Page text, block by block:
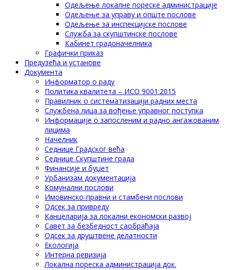
Одељење локалне пореске администрације
Одељење за управу и опште послове
Одељење за инспекцијске послове
Служба за скупштинске послове
Кабинет градоначелника
Графички приказ
Предузећа и установе
Документа
Информатор о раду
Политика квалитета – ИСО 9001:2015
Правилник о систематизацији радних места
Службена лица за вођење управног поступка
Информације о запосленим и радно ангажованим
лицима
Начелник
Седнице Градског већа
Седнице Скупштине града
Финансије и буџет
Урбанизам документација
Комунални послови
Имовинско-правни и стамбени послови
Одсек за привреду
Канцеларија за локални економски развој
Савет за безбедност саобраћаја
Одсек за друштвене делатности
Eкологија
Интерна ревизија
Локална пореска администрација док.